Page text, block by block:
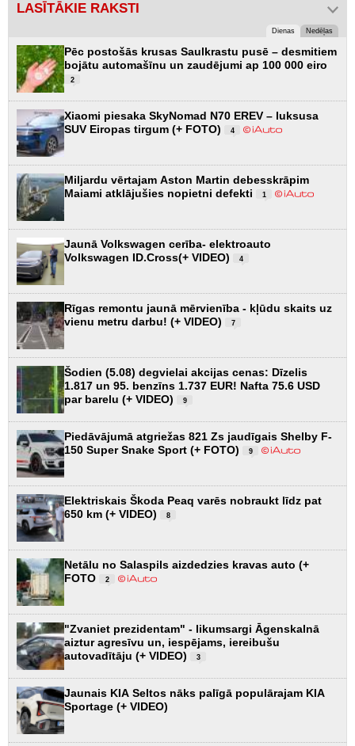
LASĪTĀKIE RAKSTI
Dienas Nedēļas
Pēc postošās krusas Saulkrastu pusē – desmitiem
bojātu automašīnu un zaudējumi ap 100 000 eiro
2
Xiaomi piesaka SkyNomad N70 EREV – luksusa
SUV Eiropas tirgum (+ FOTO)
4
Miljardu vērtajam Aston Martin debesskrāpim
Maiami atklājušies nopietni defekti
1
Jaunā Volkswagen cerība- elektroauto
Volkswagen ID.Cross(+ VIDEO)
4
Rīgas remontu jaunā mērvienība - kļūdu skaits uz
vienu metru darbu! (+ VIDEO)
7
Šodien (5.08) degvielai akcijas cenas: Dīzelis
1.817 un 95. benzīns 1.737 EUR! Nafta 75.6 USD
par barelu (+ VIDEO)
9
Piedāvājumā atgriežas 821 Zs jaudīgais Shelby F-
150 Super Snake Sport (+ FOTO)
9
Elektriskais Škoda Peaq varēs nobraukt līdz pat
650 km (+ VIDEO)
8
Netālu no Salaspils aizdedzies kravas auto (+
FOTO
2
"Zvaniet prezidentam" - likumsargi Āgenskalnā
aiztur agresīvu un, iespējams, iereibušu
autovadītāju (+ VIDEO)
3
Jaunais KIA Seltos nāks palīgā populārajam KIA
Sportage (+ VIDEO)